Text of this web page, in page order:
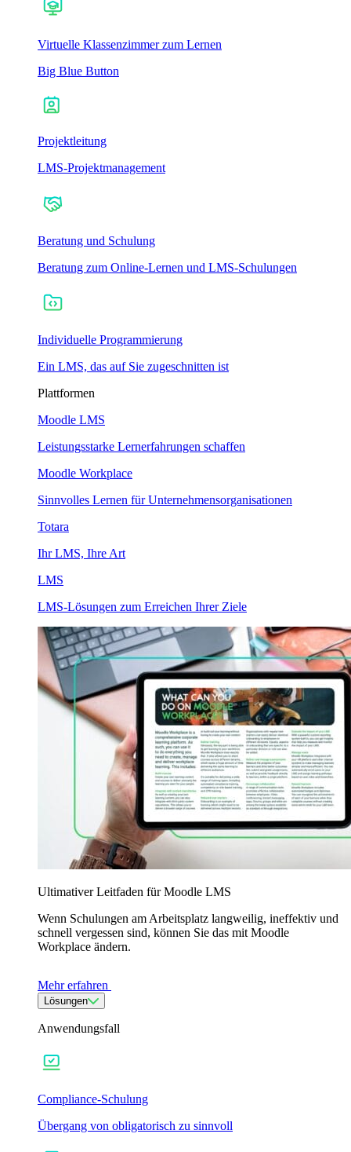
Virtuelle Klassenzimmer zum Lernen
Big Blue Button
Projektleitung
LMS-Projektmanagement
Beratung und Schulung
Beratung zum Online-Lernen und LMS-Schulungen
Individuelle Programmierung
Ein LMS, das auf Sie zugeschnitten ist
Plattformen
Moodle LMS
Leistungsstarke Lernerfahrungen schaffen
Moodle Workplace
Sinnvolles Lernen für Unternehmensorganisationen
Totara
Ihr LMS, Ihre Art
LMS
LMS-Lösungen zum Erreichen Ihrer Ziele
Ultimativer Leitfaden für Moodle LMS
Wenn Schulungen am Arbeitsplatz langweilig, ineffektiv und
schnell vergessen sind, können Sie das mit Moodle
Workplace ändern.
Mehr erfahren
Lösungen
Anwendungsfall
Compliance-Schulung
Übergang von obligatorisch zu sinnvoll